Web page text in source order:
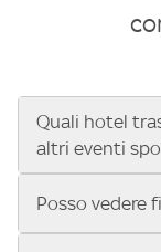
Quali hotel
altri eventi
Se cerchi un
Posso vedere